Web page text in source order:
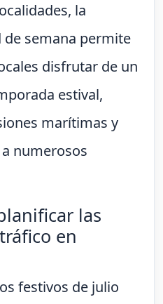
la
semana permite
disfrutar de un
estival,
marítimas y
numerosos
las
en
festivos de julio